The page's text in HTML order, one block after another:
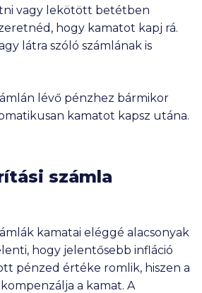
vagy lekötött betétben
hogy kamatot kapj rá.
látra szóló számlának is
lévő pénzhez bármikor
kamatot kapsz utána.
számla
kamatai eléggé alacsonyak
hogy jelentősebb infláció
pénzed értéke romlik, hiszen a
a kamat. A